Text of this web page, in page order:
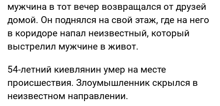
мужчина в тот вечер возвращался от друзей
домой. Он поднялся на свой этаж, где на него
в коридоре напал неизвестный, который
выстрелил мужчине в живот.
54-летний киевлянин умер на месте
происшествия. Злоумышленник скрылся в
неизвестном направлении.